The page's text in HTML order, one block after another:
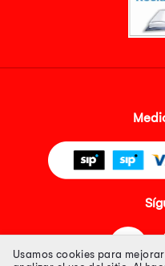
Usamos cookies para